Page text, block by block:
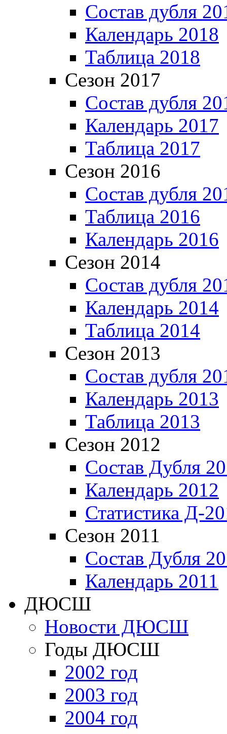
Состав дубля
Календарь 2018
Таблица 2018
Сезон 2017
Состав дубля
Календарь 2017
Таблица 2017
Сезон 2016
Состав дубля
Таблица 2016
Календарь 2016
Сезон 2014
Состав дубля
Календарь 2014
Таблица 2014
Сезон 2013
Состав дубля
Календарь 2013
Таблица 2013
Сезон 2012
Состав Дубля
Календарь 2012
Статистика Д-
Сезон 2011
Состав Дубля
Календарь 2011
ДЮСШ
Новости ДЮСШ
Годы ДЮСШ
2002 год
2003 год
2004 год